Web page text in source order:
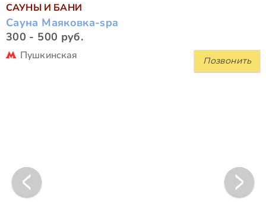
САУНЫ И БАНИ
Сауна Маяковка-spa
300 - 500 руб.
Позвонить
Пушкинская